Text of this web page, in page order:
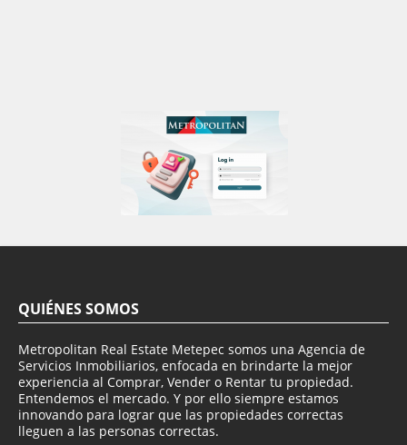
QUIÉNES SOMOS
Metropolitan Real Estate Metepec somos una Agencia de
Servicios Inmobiliarios, enfocada en brindarte la mejor
experiencia al Comprar, Vender o Rentar tu propiedad.
Entendemos el mercado. Y por ello siempre estamos
innovando para lograr que las propiedades correctas
lleguen a las personas correctas.